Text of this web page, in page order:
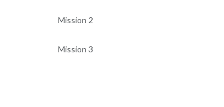
Mission 2
Mission 3